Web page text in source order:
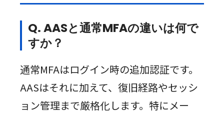
Q. AASと通常MFAの違いは何で
すか？
通常MFAはログイン時の追加認証です。
AASはそれに加えて、復旧経路やセッシ
ョン管理まで厳格化します。特にメー